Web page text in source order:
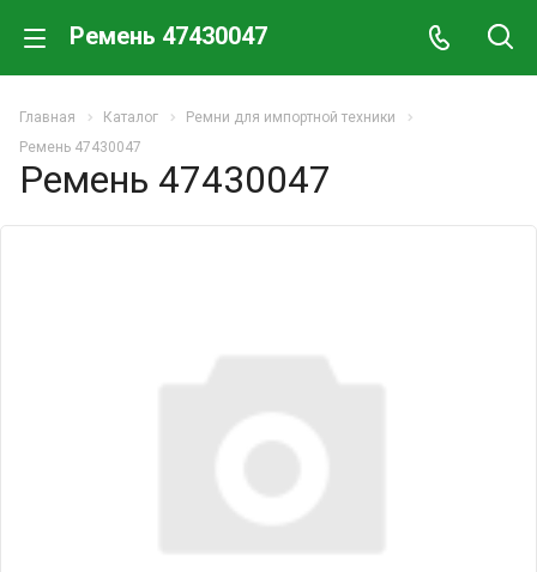
Ремень 47430047
Главная Каталог
Ремни для импортной техники
Ремень 47430047
Ремень 47430047